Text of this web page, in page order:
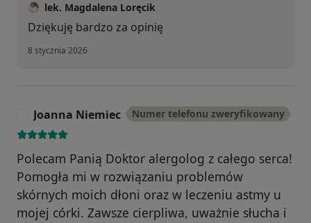
lek. Magdalena Loręcik
Dziękuję bardzo za opinię
8 stycznia 2026
Joanna Niemiec Numer telefonu zweryfikowany
Polecam Panią Doktor alergolog z całego serca!
Pomogła mi w rozwiązaniu problemów
skórnych moich dłoni oraz w leczeniu astmy u
mojej córki. Zawsze cierpliwa, uważnie słucha i